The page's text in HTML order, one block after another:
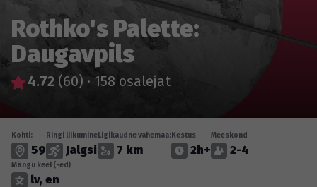
Rothko's Palette:
Daugavpils
4.72 (60) · 158 osalejat
Kohti:
59
Ringi liikumine
Jalgsi
Ligikaudne vahemaa:
7 km
Kestus
2h+
Meeskond
2-4
Mängu keel (-ed)
lv, en